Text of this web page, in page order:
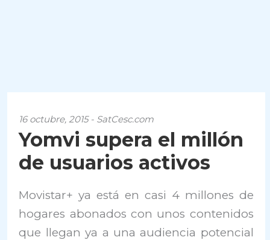
16 octubre, 2015 - SatCesc.com
Yomvi supera el millón
de usuarios activos
Movistar+ ya está en casi 4 millones de
hogares abonados con unos contenidos
que llegan ya a una audiencia potencial